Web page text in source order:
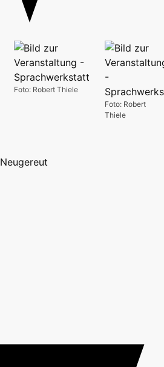
Foto: Robert
Thiele
Foto: Robert Thiele
Neugereut